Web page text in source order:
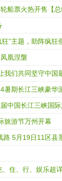
船票火热开售【
”主题，助阵疯狂
凰涅槃
我们共同坚守中国
暑期长江三峡豪华
中国长江三峡国
旅游节万州开幕
路 5月19日11区县
住、行、娱乐超